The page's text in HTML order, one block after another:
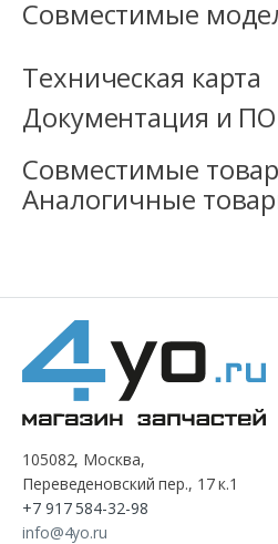
Совместимые
Техническая карта
Документация и ПО
Совместимые
Аналогичные
105082, Москва,
Переведеновский пер., 17 к.1
+7 917 584-32-98
info@4yo.ru